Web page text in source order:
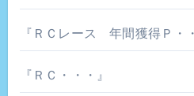
『ＲＣレース 年間獲得Ｐ・
『ＲＣ・・・』